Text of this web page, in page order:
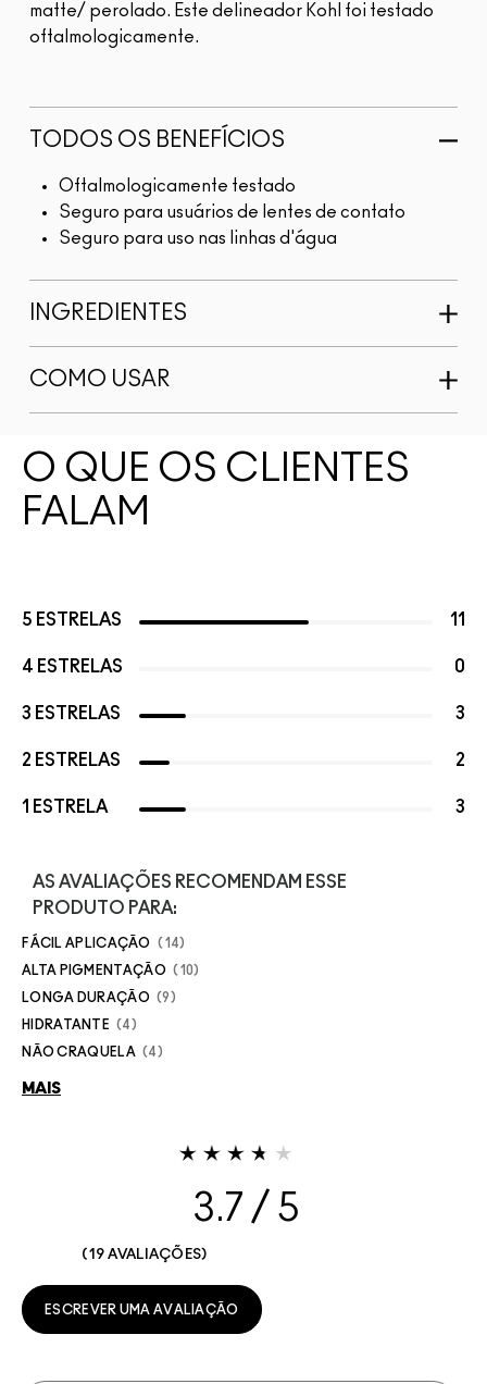
matte/ perolado. Este delineador Kohl foi testado
oftalmologicamente.
TODOS OS BENEFÍCIOS
Oftalmologicamente testado
Seguro para usuários de lentes de contato
Seguro para uso nas linhas d'água
INGREDIENTES
COMO USAR
O QUE OS CLIENTES
FALAM
5 ESTRELAS 11
4 ESTRELAS 0
3 ESTRELAS 3
2 ESTRELAS 2
1 ESTRELA 3
AS AVALIAÇÕES RECOMENDAM ESSE
PRODUTO PARA:
FÁCIL APLICAÇÃO 14
ALTA PIGMENTAÇÃO 10
LONGA DURAÇÃO 9
HIDRATANTE 4
NÃO CRAQUELA 4
MAIS
3.7
19 AVALIAÇÕES
ESCREVER UMA AVALIAÇÃO